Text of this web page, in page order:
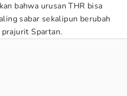
bahwa urusan THR bisa
sabar sekalipun berubah
Spartan.